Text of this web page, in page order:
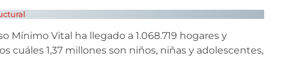
Mínimo Vital ha llegado a 1.068.719 hogares y
cuáles 1,37 millones son niños, niñas y adolescentes,